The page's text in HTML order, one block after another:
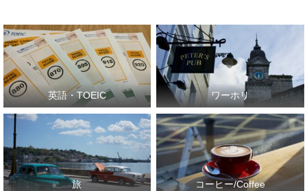
英語・TOEIC ワーホリ
旅 コーヒー/Coffee